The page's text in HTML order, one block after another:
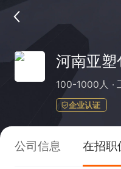
河南亚塑
100-1000人
企业认证
公司信息 在招职